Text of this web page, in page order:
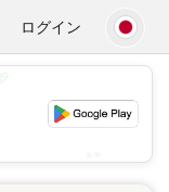
ログイン